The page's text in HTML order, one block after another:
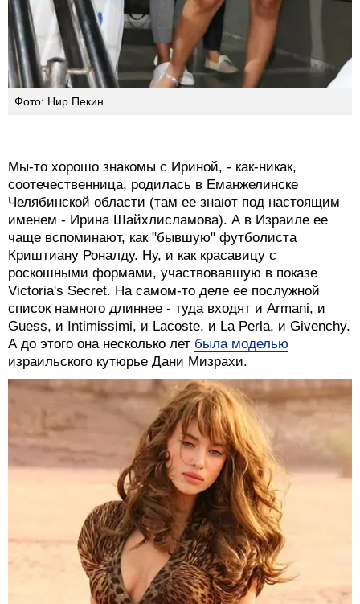
Фото: Нир Пекин
Мы-то хорошо знакомы с Ириной, - как-никак,
соотечественница, родилась в Еманжелинске
Челябинской области (там ее знают под настоящим
именем - Ирина Шайхлисламова). А в Израиле ее
чаще вспоминают, как "бывшую" футболиста
Криштиану Роналду. Ну, и как красавицу с
роскошными формами, участвовавшую в показе
Victoria's Secret. На самом-то деле ее послужной
список намного длиннее - туда входят и Armani, и
Guess, и Intimissimi, и Lacoste, и La Perla, и Givenchy.
А до этого она несколько лет была моделью
израильского кутюрье Дани Мизрахи.